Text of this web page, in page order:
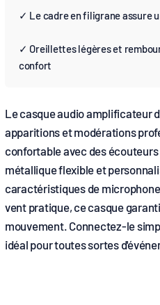
✓ Le cadre en filigrane assure
✓ Oreillettes légères et
confort
Le casque audio amplificateur
apparitions et modérations
confortable avec des
métallique flexible et
caractéristiques de
vent pratique, ce casque
mouvement. Connectez-le
idéal pour toutes sortes